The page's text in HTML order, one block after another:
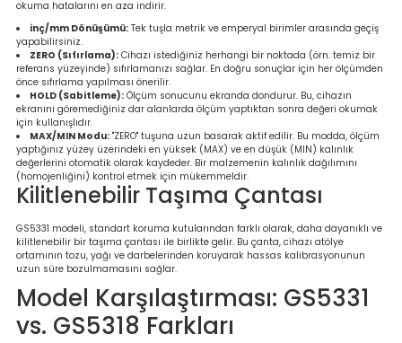
okuma hatalarını en aza indirir.
inç/mm Dönüşümü: Tek tuşla metrik ve emperyal birimler arasında geçiş
yapabilirsiniz.
ZERO (Sıfırlama): Cihazı istediğiniz herhangi bir noktada (örn. temiz bir
referans yüzeyinde) sıfırlamanızı sağlar. En doğru sonuçlar için her ölçümden
önce sıfırlama yapılması önerilir.
HOLD (Sabitleme): Ölçüm sonucunu ekranda dondurur. Bu, cihazın
ekranını göremediğiniz dar alanlarda ölçüm yaptıktan sonra değeri okumak
için kullanışlıdır.
MAX/MIN Modu: "ZERO" tuşuna uzun basarak aktif edilir. Bu modda, ölçüm
yaptığınız yüzey üzerindeki en yüksek (MAX) ve en düşük (MIN) kalınlık
değerlerini otomatik olarak kaydeder. Bir malzemenin kalınlık dağılımını
(homojenliğini) kontrol etmek için mükemmeldir.
Kilitlenebilir Taşıma Çantası
GS5331 modeli, standart koruma kutularından farklı olarak, daha dayanıklı ve
kilitlenebilir bir taşıma çantası ile birlikte gelir. Bu çanta, cihazı atölye
ortamının tozu, yağı ve darbelerinden koruyarak hassas kalibrasyonunun
uzun süre bozulmamasını sağlar.
Model Karşılaştırması: GS5331
vs. GS5318 Farkları